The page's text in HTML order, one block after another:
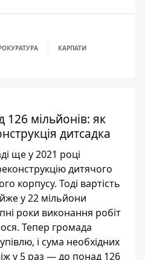
КАРПАТИ
мільйонів: як
дитсадка
ще у 2021 році
дитячого
корпусу. Тоді вартість
у 22 мільйони
роки виконання робіт
Тепер громада
і сума необхідних
у 5 раз — до понад 126